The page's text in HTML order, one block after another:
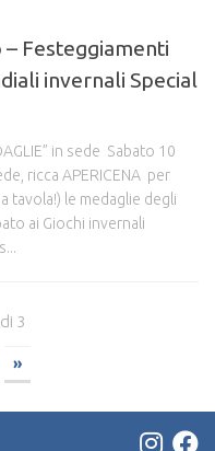
– Festeggiamenti
invernali Special
in sede Sabato 10
ricca APERICENA per
tavola!) le medaglie degli
ai Giochi invernali
3
»